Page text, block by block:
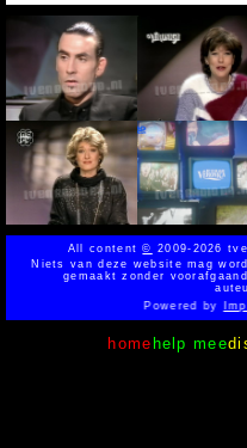
All content© 2009-2026
Niets van deze website mag
gemaakt zonder
Powered by
home help mee